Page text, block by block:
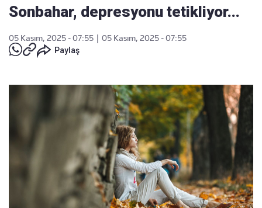
Sonbahar, depresyonu tetikliyor...
05 Kasım, 2025 - 07:55
05 Kasım, 2025 - 07:55
Paylaş